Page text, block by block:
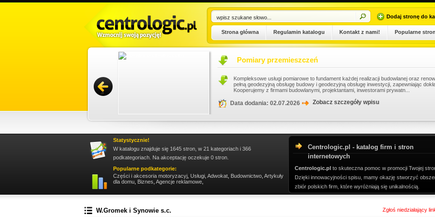
Dodaj stronę do
Strona główna Regulamin katalogu Kontakt z nami! Popularne
trzeba zareklamować się w sieci. Jest to
i docierać z propozycjami do wielkiego
Pomiary przemieszczeń
Kompleksowe usługi pomiarowe to fundament każdej realizacji budowlanej oraz
pełną geodezyjną obsługę budowy i geodezyjną obsługę inwestycji, zapewniając
Kooperujemy z firmami budowlanymi, projektantami, inwestorami prywatn...
Data dodania: 02.07.2026 Zobacz szczegóły wpisu
Centrologic.pl - katalog firm i stron
internetowych
Centrologic.pl to skuteczna pomoc w promocji Twojej
Dzięki innowacyjności spisu, mamy okazję stworzyć
zbiór polskich firm, które wyróżniają się unikalnością.
Statystycznie!
W katalogu znajduje się 1645 stron, w 21 kategoriach i 366
podkategoriach. Na akceptację oczekuje 0 stron.
Popularne podkategorie:
Części i akcesoria motoryzacyj Usługi Adwokat Budownictwo Artykuły
dla domu Biznes Agencje reklamowe
W.Gromek i Synowie s.c. Zgłoś niedziałający